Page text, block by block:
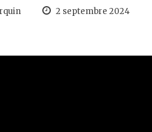
2 septembre 2024